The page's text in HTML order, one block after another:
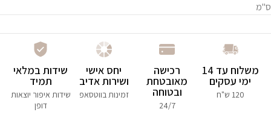
ס"מ
משלוח עד 14
ימי עסקים
120 ש"ח
רכישה
מאובטחת
ובטוחה
24/7
יחס אישי
ושירות אדיב
זמינות בווטסאפ
שידות במלאי
תמיד
שידות איפור יוצאות
דופן